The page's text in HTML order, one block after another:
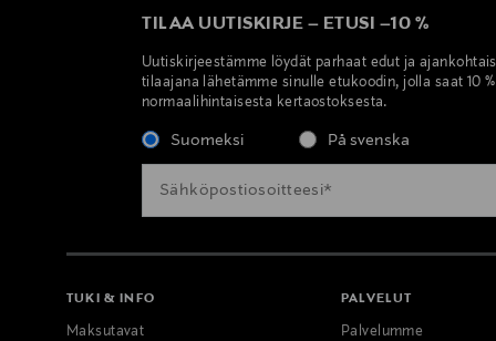
TILAA UUTISKIRJE – ETUSI –10 %
Uutiskirjeestämme löydät parhaat edut ja
tilaajana lähetämme sinulle etukoodin, jolla saat 10
normaalihintaisesta kertaostoksesta.
Suomeksi På svenska
TUKI & INFO
Maksutavat
PALVELUT
Palvelumme